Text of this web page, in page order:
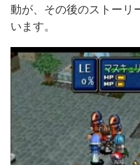
動が、その後のストーリ
います。